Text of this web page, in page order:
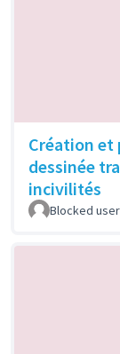
Création et
dessinée
incivilités
Blocked user